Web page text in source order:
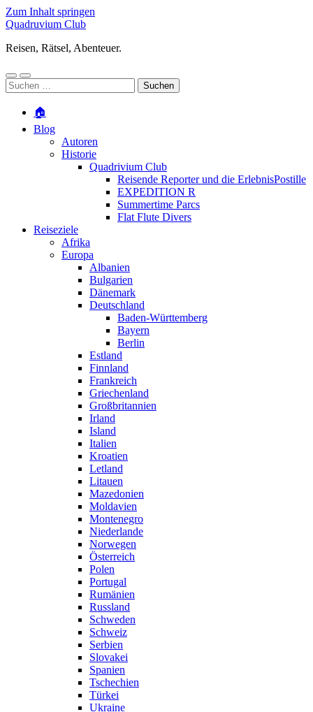
Zum Inhalt springen
Quadruvium Club
Reisen, Rätsel, Abenteuer.
Mobile-
Menü
Suchfeld
ein-/ausblenden
Suchen
nach:
🏠
Blog
Autoren
Historie
Quadrivium Club
Reisende Reporter und die ErlebnisPostille
EXPEDITION R
Summertime Parcs
Flat Flute Divers
Reiseziele
Afrika
Europa
Albanien
Bulgarien
Dänemark
Deutschland
Baden-Württemberg
Bayern
Berlin
Estland
Finnland
Frankreich
Griechenland
Großbritannien
Irland
Island
Italien
Kroatien
Letland
Litauen
Mazedonien
Moldavien
Montenegro
Niederlande
Norwegen
Österreich
Polen
Portugal
Rumänien
Russland
Schweden
Schweiz
Serbien
Slovakei
Spanien
Tschechien
Türkei
Ukraine